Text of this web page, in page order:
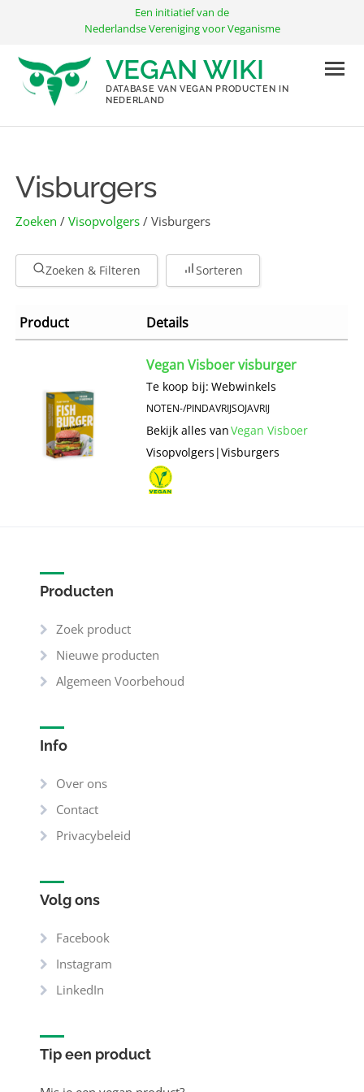
inhoud
Een initiatief van de
Nederlandse Vereniging voor Veganisme
VEGAN WIKI
DATABASE VAN VEGAN PRODUCTEN IN
NEDERLAND
Visburgers
Zoeken /Visopvolgers / Visburgers
Zoeken & Filteren Sorteren
Product Details
Vegan Visboer visburger
Te koop bij: Webwinkels
NOTEN-/PINDAVRIJSOJAVRIJ
Bekijk alles vanVegan Visboer
Visopvolgers |Visburgers
Producten
Zoek product
Nieuwe producten
Algemeen Voorbehoud
Info
Over ons
Contact
Privacybeleid
Volg ons
Facebook
Instagram
LinkedIn
Tip een product